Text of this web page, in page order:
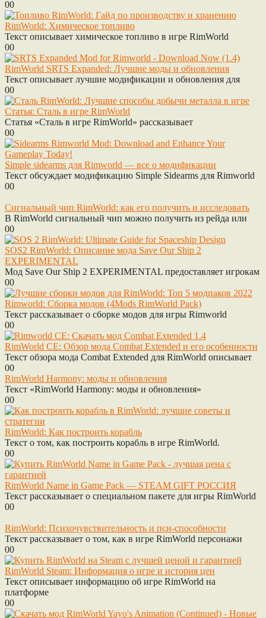
00
RimWorld: Химическое топливо
Текст описывает химическое топливо в игре RimWorld
00
RimWorld SRTS Expanded: Лучшие моды и обновления
Текст описывает лучшие модификации и обновления для
00
Статья: Сталь в игре RimWorld
Статья «Сталь в игре RimWorld» рассказывает
00
Simple sidearms для Rimworld — все о модификации
Текст обсуждает модификацию Simple Sidearms для Rimworld
00
Сигнальный чип RimWorld: как его получить и исследовать
В RimWorld сигнальный чип можно получить из рейда или
00
SOS2 RimWorld: Описание мода Save Our Ship 2
EXPERIMENTAL
Мод Save Our Ship 2 EXPERIMENTAL предоставляет игрокам
00
Rimworld: Сборка модов (4Mods RimWorld Pack)
Текст рассказывает о сборке модов для игры Rimworld
00
RimWorld CE: Обзор мода Combat Extended и его особенности
Текст обзора мода Combat Extended для RimWorld описывает
00
RimWorld Harmony: моды и обновления
Текст «RimWorld Harmony: моды и обновления»
00
RimWorld: Как построить корабль
Текст о том, как построить корабль в игре RimWorld.
00
RimWorld Name in Game Pack — STEAM GIFT РОССИЯ
Текст рассказывает о специальном пакете для игры RimWorld
00
RimWorld: Психочувствительность и пси-способности
Текст рассказывает о том, как в игре RimWorld персонажи
00
RimWorld Steam: Информация о игре и история цен
Текст описывает информацию об игре RimWorld на
платформе
00